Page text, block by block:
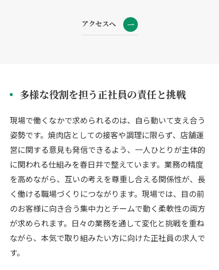
アクセスへ
多様な役割を担う正社員の責任と挑戦
現場で働くなかで求められるのは、自ら動いて支え合う
姿勢です。焼肉店としての接客や調理に限らず、店舗運
営に関する意見も発信できるよう、一人ひとりが主体的
に関われる仕組みを春日井で整えています。業務の精度
を高めながら、互いの考えを尊重し合える関係性が、長
く働ける職場づくりにつながります。現場では、目の前
のお客様に向き合う集中力とチームで動く柔軟性の両方
が求められます。日々の業務を通して変化と挑戦を重ね
ながら、本気で取り組みたい方に向けた正社員の求人で
す。